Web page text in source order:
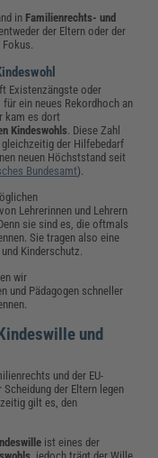
in Familienrechts- und
der Eltern oder der
Existenzängste oder
für ein neues Rekordhoch an
kam es dort
Kindeswohls. Diese Zahl
der Hilfebedarf
neuen Höchststand seit
Bundesamt).
Lehrerinnen und Lehrern
sie sind es, die oftmals
Sie tragen also eine
Kinderschutz.
wir
und Pädagogen schneller
und
und der EU-
der Eltern legen
gilt es, den
ist eines der